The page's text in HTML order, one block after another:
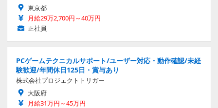
東京都
月給29万2,700円～40万円
正社員
PCゲームテクニカルサポート/ユーザー対応・動作確認/未経
験歓迎/年間休日125日・賞与あり
株式会社プロジェクトトリガー
大阪府
月給31万円～45万円